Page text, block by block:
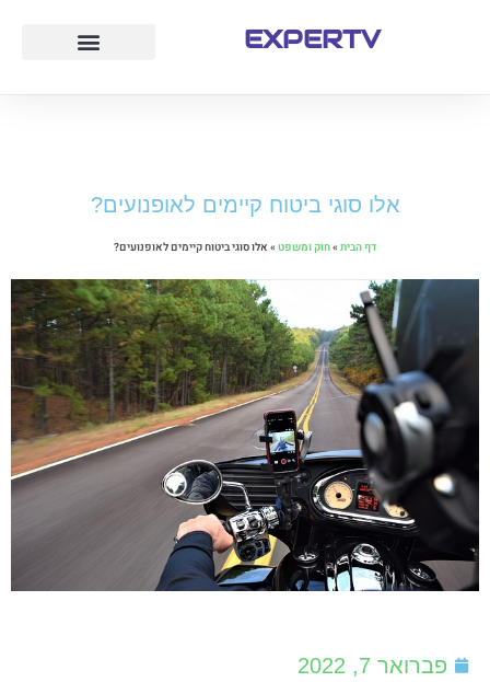
EXPERTV
אלו סוגי ביטוח קיימים לאופנועים?
דף הבית»חוק ומשפט» אלו סוגי ביטוח קיימים לאופנועים?
פברואר 7, 2022